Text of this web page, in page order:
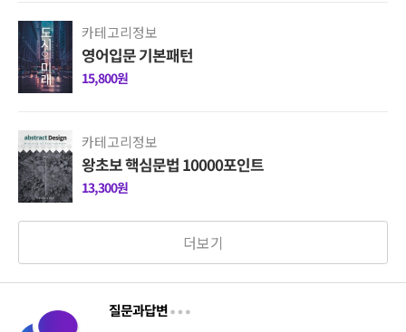
카테고리정보
영어입문 기본패턴
15,800원
카테고리정보
왕초보 핵심문법 10000포인트
13,300원
더보기
질문과답변